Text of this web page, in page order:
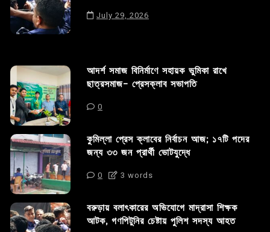
July 29, 2026
আদর্শ সমাজ বিনির্মাণে সহায়ক ভুমিকা রাখে
ছাত্রসমাজ- প্রেসক্লাব সভাপতি
0
কুমিল্লা প্রেস ক্লাবের নির্বাচন আজ; ১৭টি পদের
জন্য ৩৩ জন প্রার্থী ভোটযুদ্ধে
0 3 words
বরুড়ায় বলাৎকারের অভিযোগে মাদ্রাসা শিক্ষক
আটক, গণপিটুনির চেষ্টায় পুলিশ সদস্য আহত